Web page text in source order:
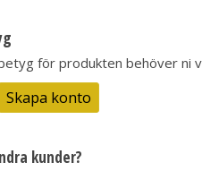
för produkten behöver ni
Skapa konto
kunder?